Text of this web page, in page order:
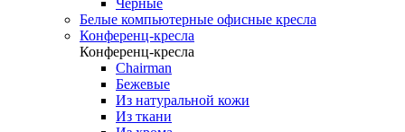
Черные
Белые компьютерные офисные кресла
Конференц-кресла
Конференц-кресла
Chairman
Бежевые
Из натуральной кожи
Из ткани